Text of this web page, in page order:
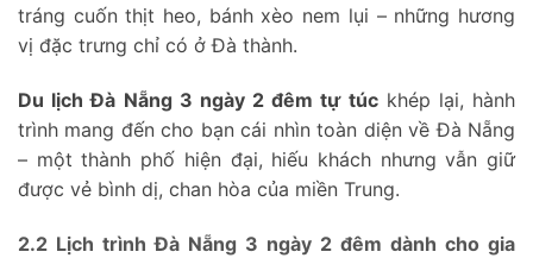
tráng cuốn thịt heo, bánh xèo nem lụi – những hương
vị đặc trưng chỉ có ở Đà thành.
Du lịch Đà Nẵng 3 ngày 2 đêm tự túckhép lại, hành
trình mang đến cho bạn cái nhìn toàn diện về Đà Nẵng
– một thành phố hiện đại, hiếu khách nhưng vẫn giữ
được vẻ bình dị, chan hòa của miền Trung.
2.2 Lịch trình Đà Nẵng 3 ngày 2 đêm dành cho gia